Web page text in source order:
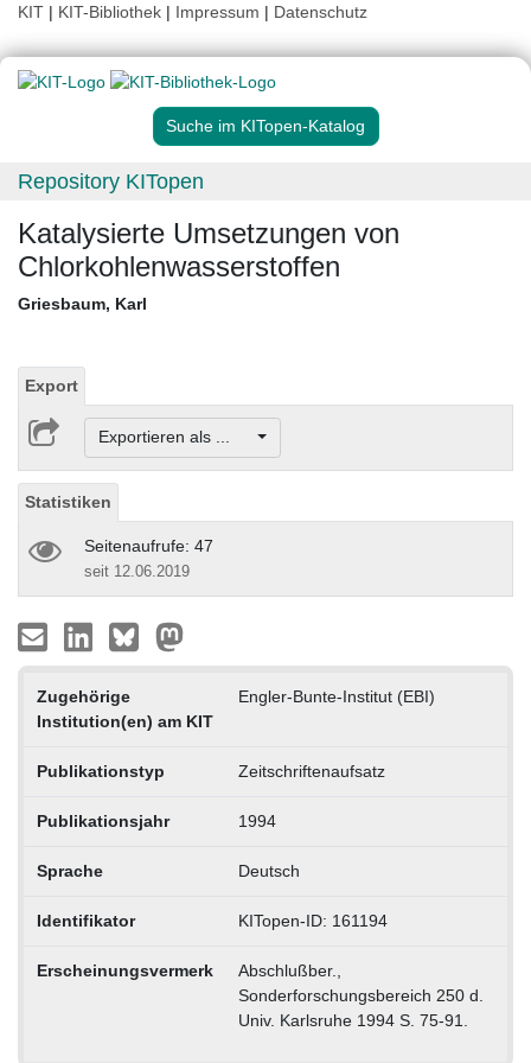
KIT | KIT-Bibliothek | Impressum | Datenschutz
Suche im KITopen-Katalog
Repository KITopen
Katalysierte Umsetzungen von
Chlorkohlenwasserstoffen
Griesbaum, Karl
Export
Exportieren als ...
Statistiken
Seitenaufrufe: 47
seit 12.06.2019
Zugehörige
Institution(en) am KIT
Engler-Bunte-Institut (EBI)
Publikationstyp Zeitschriftenaufsatz
Publikationsjahr 1994
Sprache Deutsch
Identifikator KITopen-ID: 161194
Erscheinungsvermerk
Abschlußber.,
Sonderforschungsbereich 250 d.
Univ. Karlsruhe 1994 S. 75-91.